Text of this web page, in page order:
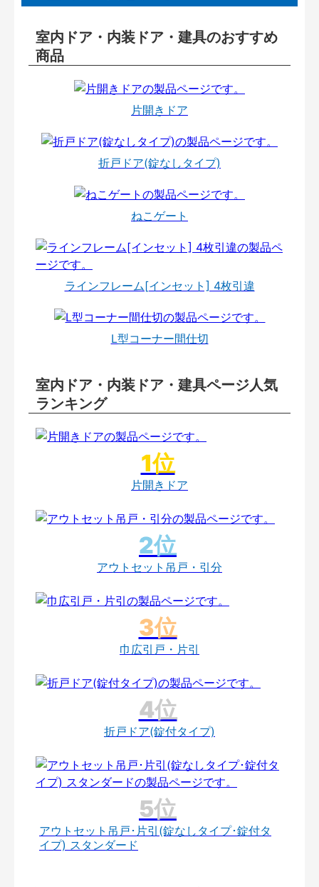
室内ドア・内装ドア・建具のおすすめ
商品
片開きドア
折戸ドア(錠なしタイプ)
ねこゲート
ラインフレーム[インセット] 4枚引違
L型コーナー間仕切
室内ドア・内装ドア・建具ページ人気
ランキング
片開きドア
アウトセット吊戸・引分
巾広引戸・片引
折戸ドア(錠付タイプ)
アウトセット吊戸･片引(錠なしタイプ･錠付タ
イプ) スタンダード